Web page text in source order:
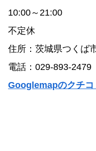
10:00～21:00
不定休
住所：茨城県つくば
電話：029-893-2479
Googlemapのクチコ